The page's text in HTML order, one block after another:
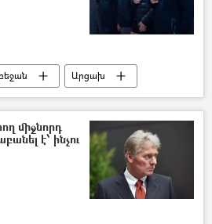
Արցախ
Բանտ
միջնորդ
է՝ ինչու